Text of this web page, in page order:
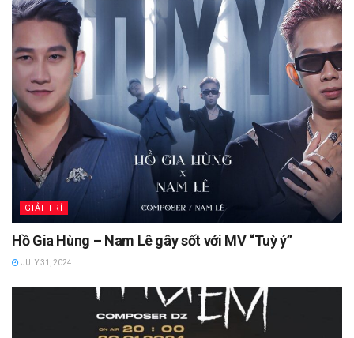
GIẢI TRÍ
Hồ Gia Hùng – Nam Lê gây sốt với MV “Tuỳ ý”
JULY 31, 2024